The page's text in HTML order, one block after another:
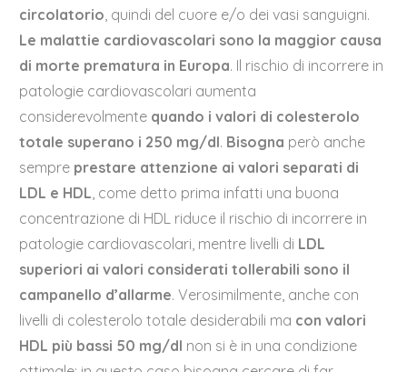
circolatorio, quindi del cuore e/o dei vasi sanguigni.
Le malattie cardiovascolari sono la maggior causa
di morte prematura in Europa. Il rischio di incorrere in
patologie cardiovascolari aumenta
considerevolmente quando i valori di colesterolo
totale superano i 250 mg/dl. Bisogna però anche
sempre prestare attenzione ai valori separati di
LDL e HDL, come detto prima infatti una buona
concentrazione di HDL riduce il rischio di incorrere in
patologie cardiovascolari, mentre livelli di LDL
superiori ai valori considerati tollerabili sono il
campanello d’allarme. Verosimilmente, anche con
livelli di colesterolo totale desiderabili ma con valori
HDL più bassi 50 mg/dl non si è in una condizione